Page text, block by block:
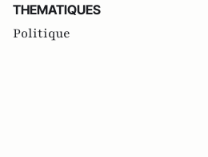
THEMATIQUES
Politique